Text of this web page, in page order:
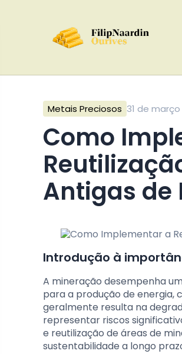
Metais Preciosos 31 de
Como Implementar a Recuperação e
Antigas de
Introdução à
A mineração desempenha
para a produção de energia,
geralmente resulta na
representar riscos
e reutilização de áreas de
sustentabilidade a longo